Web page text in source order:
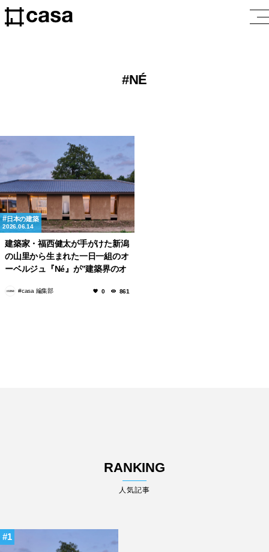
NÉ
日本の建築
2026.06.14
建築家・福西健太が手がけた新潟
の山里から生まれた一日一組のオ
ーベルジュ『Né』が”建築界のオ
#casa 編集部 0 861
RANKING
人気記事
1